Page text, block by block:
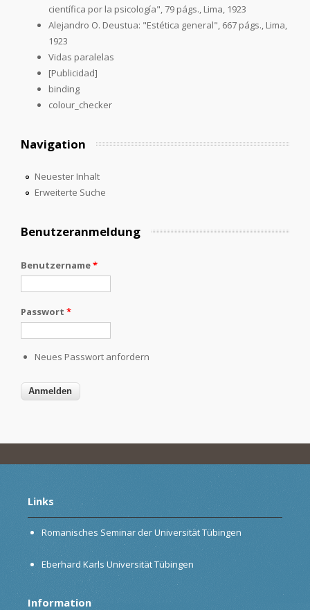
científica por la psicología", 79 págs., Lima, 1923
Alejandro O. Deustua: "Estética general", 667 págs., Lima,
1923
Vidas paralelas
[Publicidad]
binding
colour_checker
Navigation
Neuester Inhalt
Erweiterte Suche
Benutzeranmeldung
Benutzername*
Passwort *
Neues Passwort anfordern
Links
Romanisches Seminar der Universität Tübingen
Eberhard Karls Universität Tübingen
Information